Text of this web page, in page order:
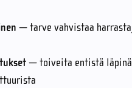
— tarve vahvistaa
— toiveita entistä